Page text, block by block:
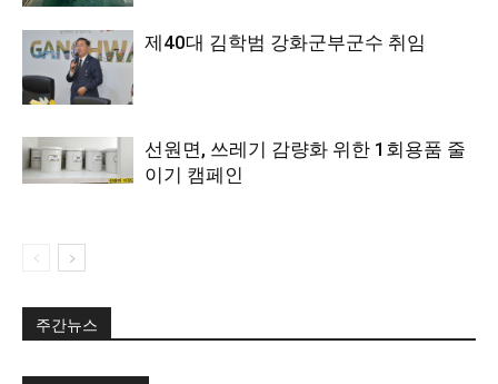
제40대 김학범 강화군부군수 취임
선원면, 쓰레기 감량화 위한 1회용품 줄
이기 캠페인
주간뉴스